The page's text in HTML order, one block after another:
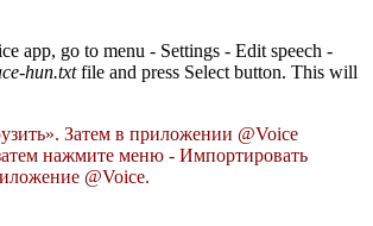
app, go to menu - Settings - Edit speech -
hun.txtfile and press Select button. This will
Затем в приложении @Voice
нажмите меню - Импортировать
@Voice.